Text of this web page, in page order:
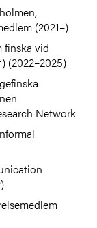
(2021–)
finska vid
(2022–2025)
Network